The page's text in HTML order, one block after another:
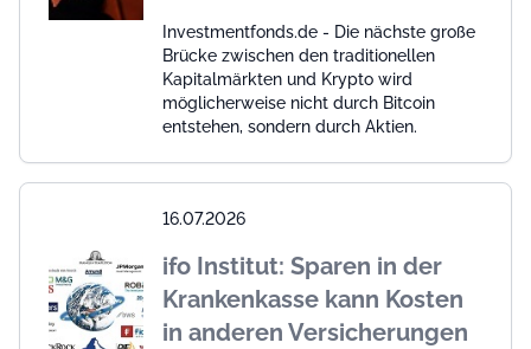
Investmentfonds.de - Die nächste große
Brücke zwischen den traditionellen
Kapitalmärkten und Krypto wird
möglicherweise nicht durch Bitcoin
entstehen, sondern durch Aktien.
16.07.2026
ifo Institut: Sparen in der
Krankenkasse kann Kosten
in anderen Versicherungen